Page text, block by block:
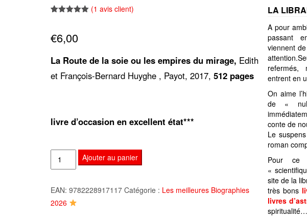
basé sur
notation
(1 avis client)
€6,00
La Route de la soie ou les empires du mirage, Edith
et François-Bernard Huyghe , Payot, 2017, 512 pages
livre d’occasion en excellent état***
quantité
de
Route
de
Ajouter au panier
EAN: 9782228917117 Catégorie : Les meilleures Biographies
2026
LA
A pour
passant
viennent
entrent en
On aime
de «
conte de
Le
roman
Pour ce
«
site de la
très bons
livres
spiritualité…